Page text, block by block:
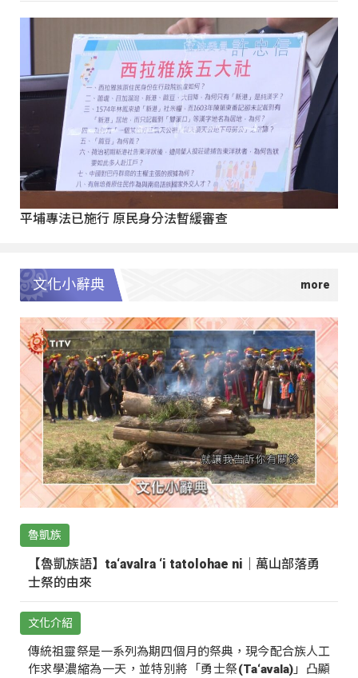
平埔專法已施行 原民身分法暫緩審查
文化小辭典
魯凱族
【魯凱族語】ta‘avalra ‘i tatolohae ni｜萬山部落勇
士祭的由來
文化介紹
傳統祖靈祭是一系列為期四個月的祭典，現今配合族人工
作求學濃縮為一天，並特別將「勇士祭(Ta‘avala)」凸顯